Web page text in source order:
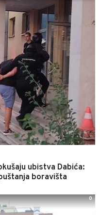
ubistva Dabića:
boravišta
0